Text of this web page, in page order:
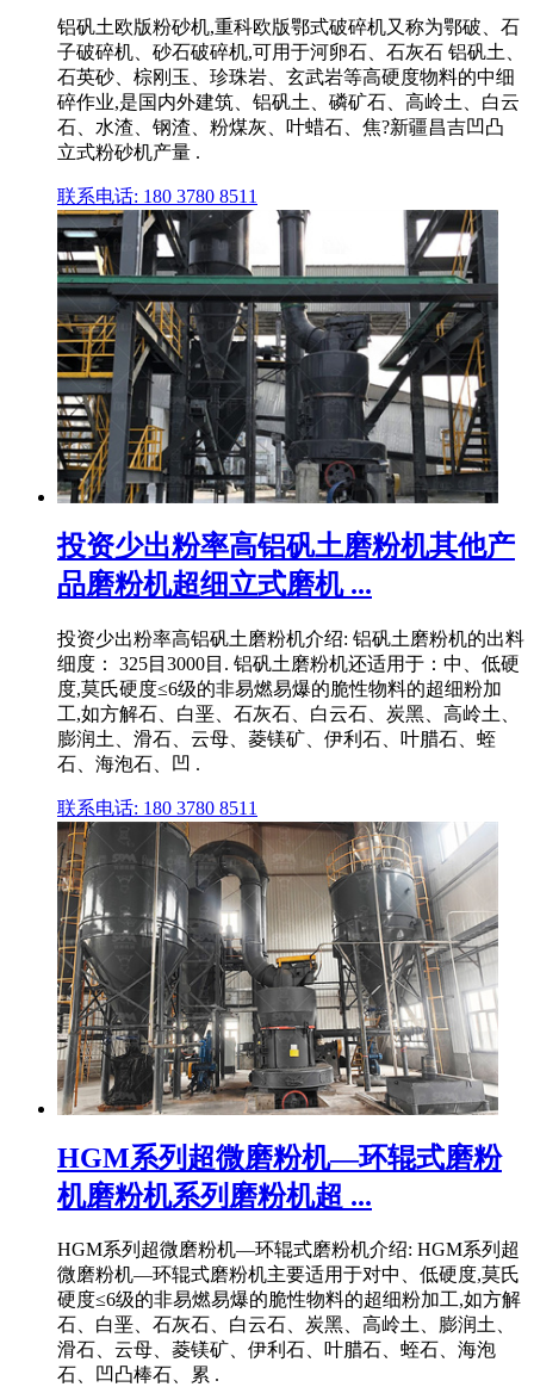
铝矾土欧版粉砂机,重科欧版鄂式破碎机又称为鄂破、石
子破碎机、砂石破碎机,可用于河卵石、石灰石 铝矾土、
石英砂、棕刚玉、珍珠岩、玄武岩等高硬度物料的中细
碎作业,是国内外建筑、铝矾土、磷矿石、高岭土、白云
石、水渣、钢渣、粉煤灰、叶蜡石、焦?新疆昌吉凹凸
立式粉砂机产量 .
联系电话: 180 3780 8511
投资少出粉率高铝矾土磨粉机其他产
品磨粉机超细立式磨机 ...
投资少出粉率高铝矾土磨粉机介绍: 铝矾土磨粉机的出料
细度： 325目3000目. 铝矾土磨粉机还适用于：中、低硬
度,莫氏硬度≤6级的非易燃易爆的脆性物料的超细粉加
工,如方解石、白垩、石灰石、白云石、炭黑、高岭土、
膨润土、滑石、云母、菱镁矿、伊利石、叶腊石、蛭
石、海泡石、凹 .
联系电话: 180 3780 8511
HGM系列超微磨粉机—环辊式磨粉
机磨粉机系列磨粉机超 ...
HGM系列超微磨粉机—环辊式磨粉机介绍: HGM系列超
微磨粉机—环辊式磨粉机主要适用于对中、低硬度,莫氏
硬度≤6级的非易燃易爆的脆性物料的超细粉加工,如方解
石、白垩、石灰石、白云石、炭黑、高岭土、膨润土、
滑石、云母、菱镁矿、伊利石、叶腊石、蛭石、海泡
石、凹凸棒石、累 .